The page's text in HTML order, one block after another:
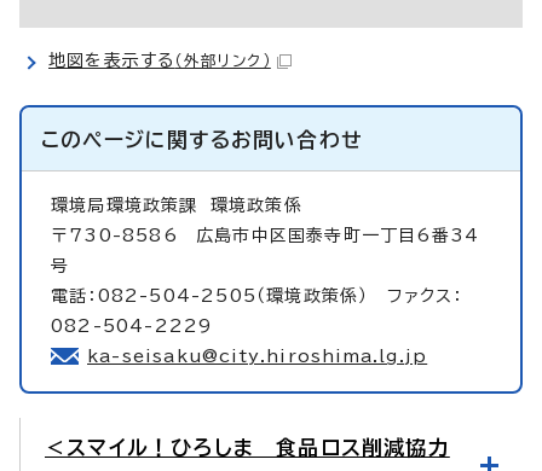
地図を表示する （外部リンク）
このページに関するお問い合わせ
環境局環境政策課 環境政策係
〒730-8586 広島市中区国泰寺町一丁目6番34
号
電話：082-504-2505（環境政策係） ファクス：
082-504-2229
ka-seisaku@city.hiroshima.lg.jp
＜スマイル！ひろしま 食品ロス削減協力